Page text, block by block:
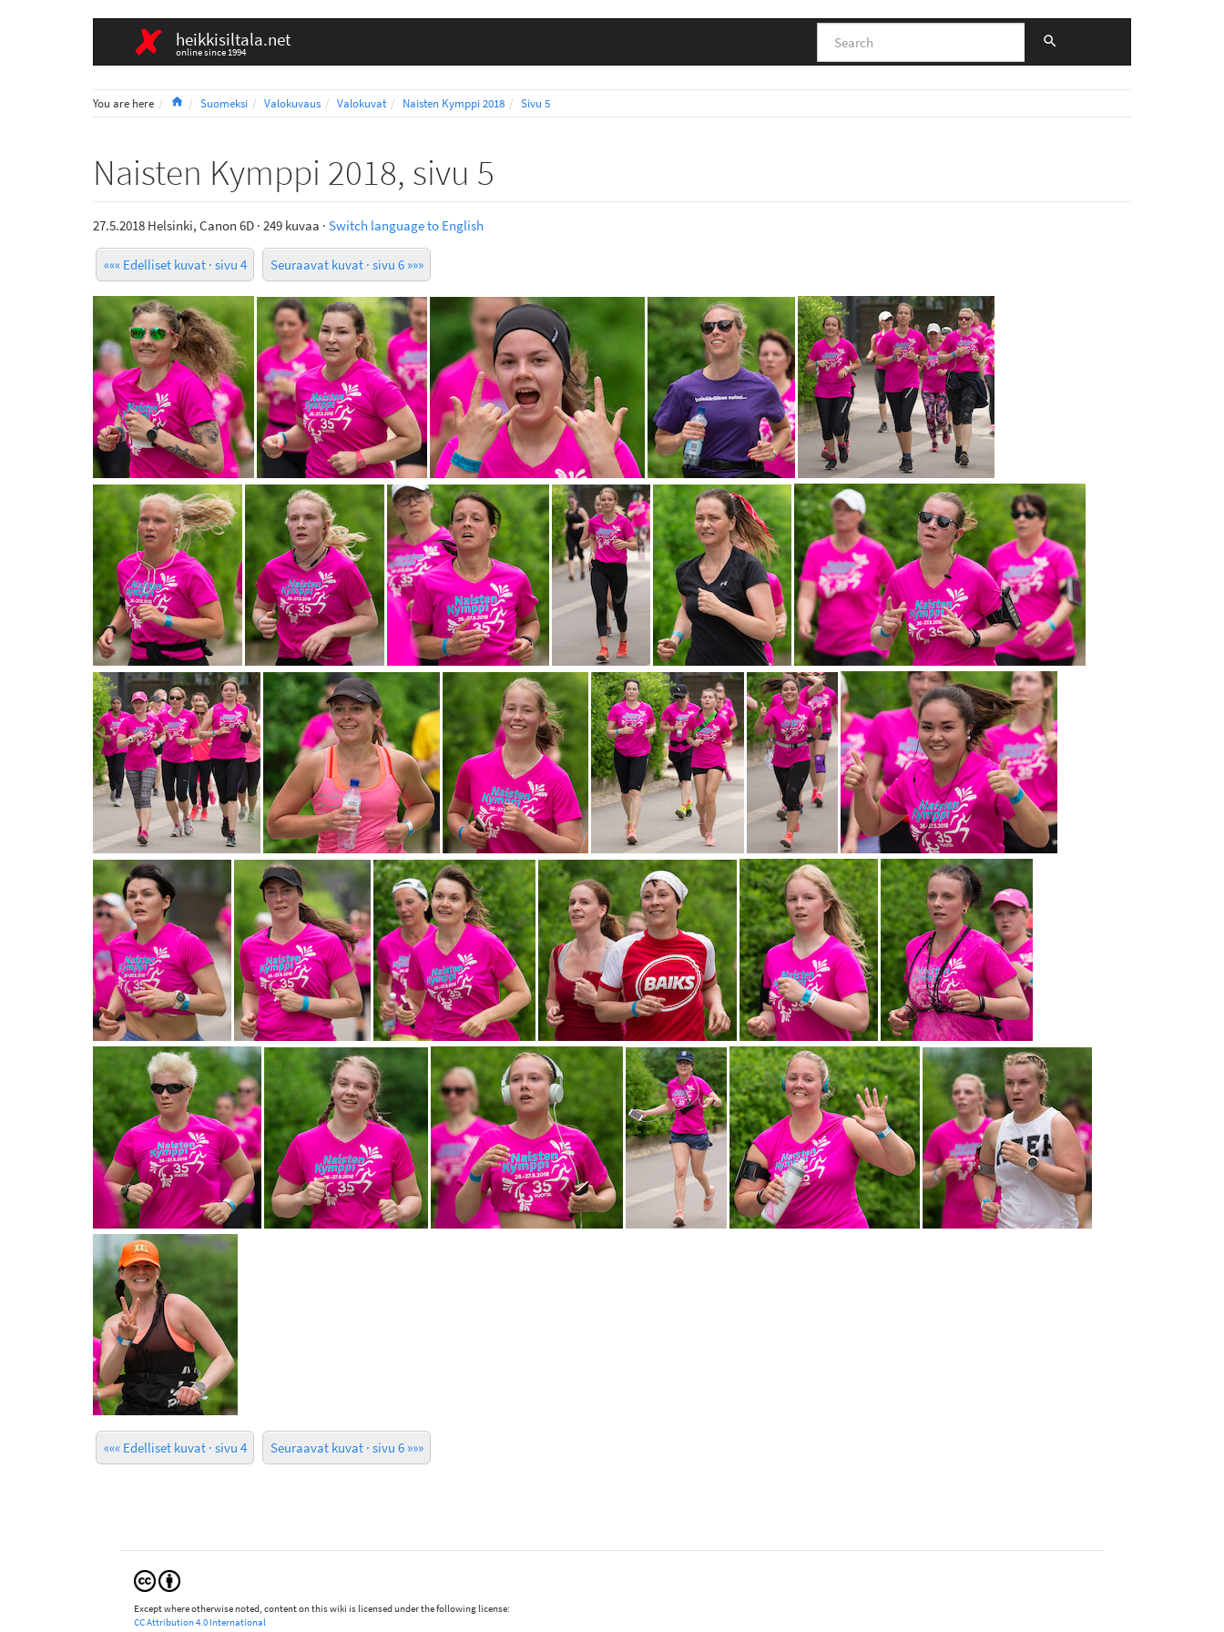
heikkisiltala.net
online since 1994
You are here HomeSuomeksi Valokuvaus Valokuvat Naisten Kymppi 2018 Sivu 5
Naisten Kymppi 2018, sivu 5
27.5.2018 Helsinki, Canon 6D · 249 kuvaa · Switch language to English
««« Edelliset kuvat · sivu 4 Seuraavat kuvat · sivu 6 »»»
««« Edelliset kuvat · sivu 4 Seuraavat kuvat · sivu 6 »»»
Except where otherwise noted, content on this wiki is licensed under the following license:
CC Attribution 4.0 International